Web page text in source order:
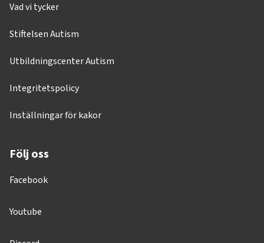
Vad vi tycker
Stiftelsen Autism
Utbildningscenter Autism
Integritetspolicy
Inställningar för kakor
Följ oss
Facebook
Youtube